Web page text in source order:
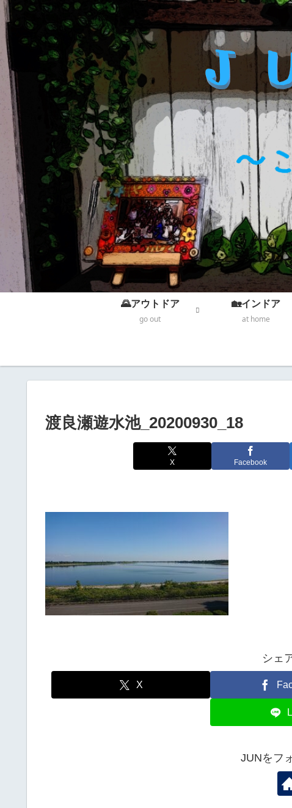
🌄アウトドア
go out
🏡インドア
at home
渡良瀬遊水池_20200930_18
X Facebook
シェ
X
JUNをフ